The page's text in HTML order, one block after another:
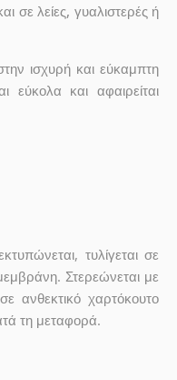
σε λείες, γυαλιστερές ή
ισχυρή και εύκαμπτη
εύκολα και αφαιρείται
τυλίγεται σε
Στερεώνεται με
σε ανθεκτικό χαρτόκουτο
τη μεταφορά.